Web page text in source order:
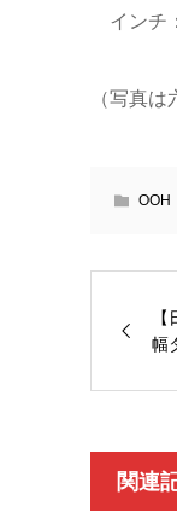
インチ
（写真は
OOH
幅
関連